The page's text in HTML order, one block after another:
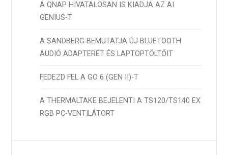
A QNAP HIVATALOSAN IS KIADJA AZ AI
GENIUS-T
A SANDBERG BEMUTATJA ÚJ BLUETOOTH
AUDIÓ ADAPTERÉT ÉS LAPTOPTÖLTŐIT
FEDEZD FEL A GO 6 (GEN II)-T
A THERMALTAKE BEJELENTI A TS120/TS140 EX
RGB PC-VENTILÁTORT